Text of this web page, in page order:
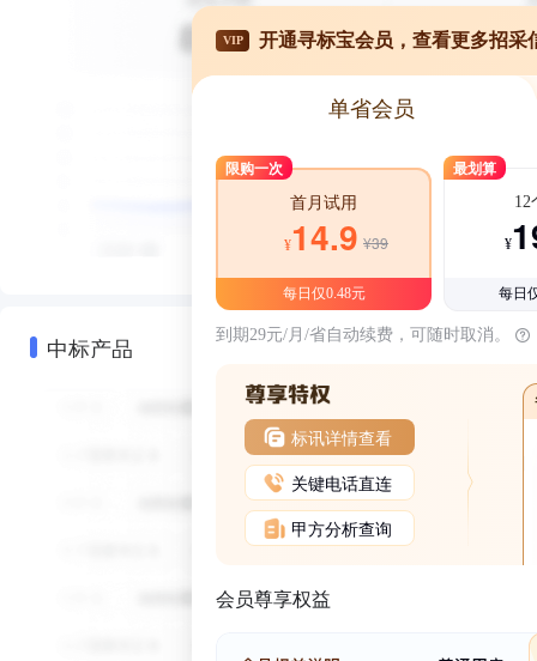
中标产品
VIP 开通寻标宝会员，查看更多招采
单省会员
限购一次
首月试用
¥14.9 ¥39
每日仅0.48元
最划算
12
¥
每日
到期29元/月/省自动续费，可随时取消。
标讯详情查看
关键电话直连
甲方分析查询
会员尊享权益